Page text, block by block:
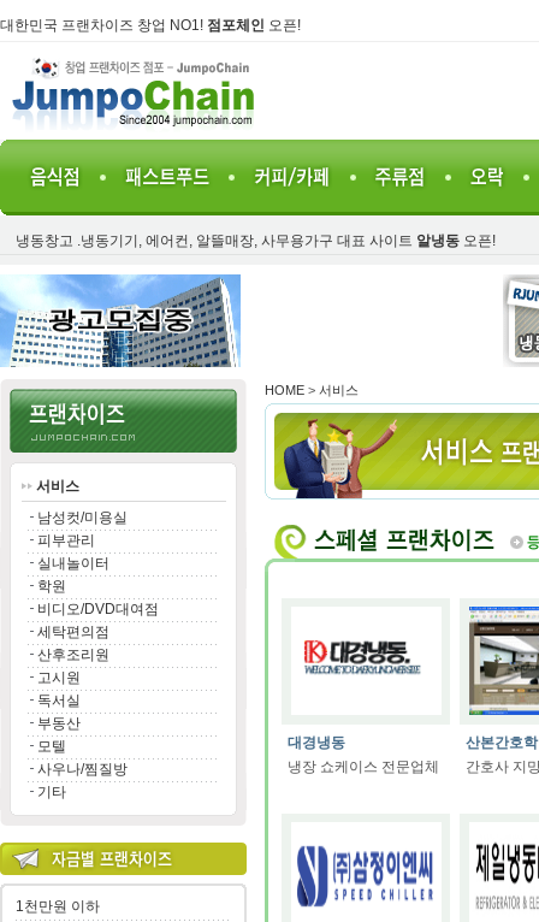
점포체인
냉동창고 .냉동기기, 에어컨, 알뜰매장, 사무용가구 대표 사이트 알냉동 오픈!
서비스
남성컷/미용실
피부관리
실내놀이터
학원
비디오/DVD대여점
세탁편의점
산후조리원
고시원
독서실
부동산
모텔
사우나/찜질방
기타
1천만원 이하
HOME > 서비스
대경냉동
냉장 쇼케이스 전문업체
산본간호
간호사 지